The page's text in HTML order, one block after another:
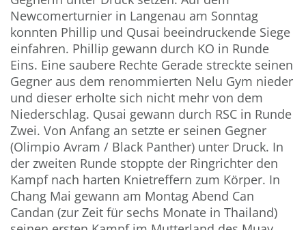
Newcomerturnier in Langenau am Sonntag
konnten Phillip und Qusai beeindruckende Siege
einfahren. Phillip gewann durch KO in Runde
Eins. Eine saubere Rechte Gerade streckte seinen
Gegner aus dem renommierten Nelu Gym nieder
und dieser erholte sich nicht mehr von dem
Niederschlag. Qusai gewann durch RSC in Runde
Zwei. Von Anfang an setzte er seinen Gegner
(Olimpio Avram / Black Panther) unter Druck. In
der zweiten Runde stoppte der Ringrichter den
Kampf nach harten Knietreffern zum Körper. In
Chang Mai gewann am Montag Abend Can
Candan (zur Zeit für sechs Monate in Thailand)